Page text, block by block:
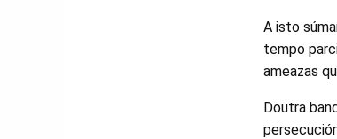
A isto
tempo
ameazas
Doutra